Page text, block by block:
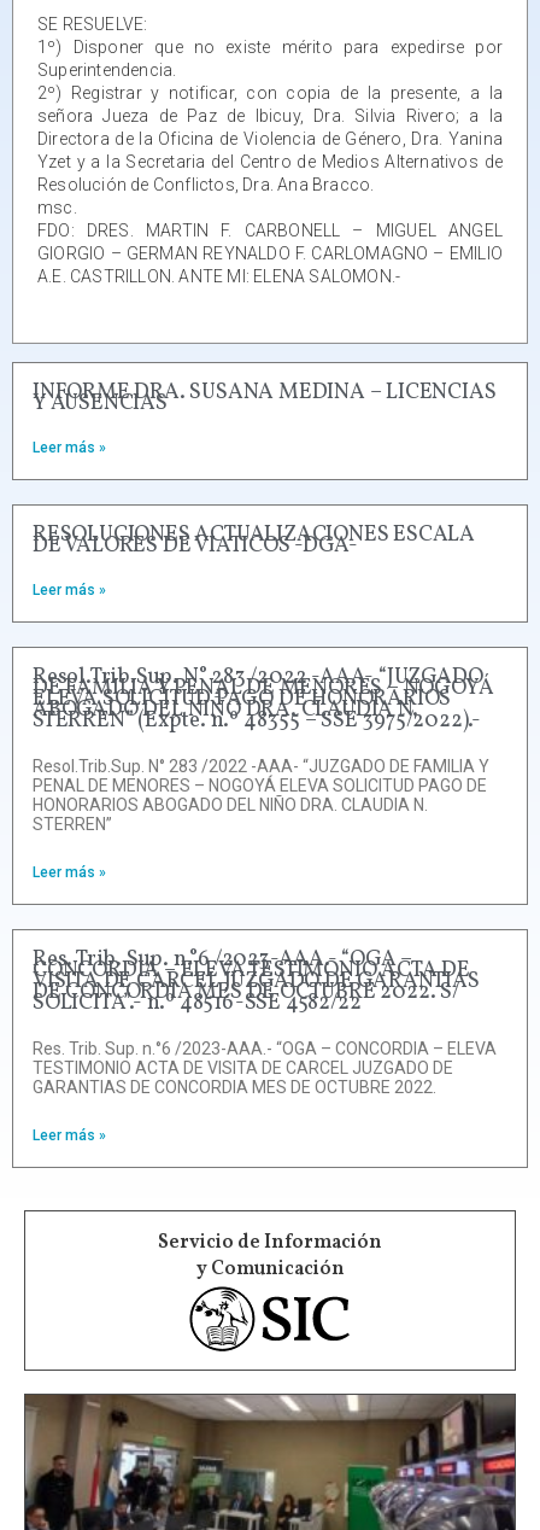
SE RESUELVE:
1º) Disponer que no existe mérito para expedirse por
Superintendencia.
2º) Registrar y notificar, con copia de la presente, a la
señora Jueza de Paz de Ibicuy, Dra. Silvia Rivero; a la
Directora de la Oficina de Violencia de Género, Dra. Yanina
Yzet y a la Secretaria del Centro de Medios Alternativos de
Resolución de Conflictos, Dra. Ana Bracco.
msc.
FDO: DRES. MARTIN F. CARBONELL – MIGUEL ANGEL
GIORGIO – GERMAN REYNALDO F. CARLOMAGNO – EMILIO
A.E. CASTRILLON. ANTE MI: ELENA SALOMON.-
INFORME DRA. SUSANA MEDINA – LICENCIAS
Y AUSENCIAS
Leer más »
RESOLUCIONES ACTUALIZACIONES ESCALA
DE VALORES DE VIATICOS -DGA-
Leer más »
Resol.Trib.Sup. N° 283 /2022 -AAA- “JUZGADO
DE FAMILIA Y PENAL DE MENORES – NOGOYÁ
ELEVA SOLICITUD PAGO DE HONORARIOS
ABOGADO DEL NIÑO DRA. CLAUDIA N.
STERREN” (Expte. n.º 48355 – SSE 3975/2022).-
Resol.Trib.Sup. N° 283 /2022 -AAA- “JUZGADO DE FAMILIA Y
PENAL DE MENORES – NOGOYÁ ELEVA SOLICITUD PAGO DE
HONORARIOS ABOGADO DEL NIÑO DRA. CLAUDIA N.
STERREN”
Leer más »
Res. Trib. Sup. n.°6 /2023-AAA.- “OGA –
CONCORDIA – ELEVA TESTIMONIO ACTA DE
VISITA DE CARCEL JUZGADO DE GARANTIAS
DE CONCORDIA MES DE OCTUBRE 2022. S/
SOLICITA”.- n.º 48516-SSE 4582/22
Res. Trib. Sup. n.°6 /2023-AAA.- “OGA – CONCORDIA – ELEVA
TESTIMONIO ACTA DE VISITA DE CARCEL JUZGADO DE
GARANTIAS DE CONCORDIA MES DE OCTUBRE 2022.
Leer más »
Servicio de Información
y Comunicación